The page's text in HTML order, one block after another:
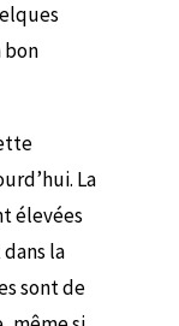
bon
La
élevées
la
sont de